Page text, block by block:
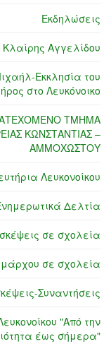
Εκδηλώσεις
Κλαίρης Αγγελίδου
Εκκλησία του
στο Λευκόνοικο
ΤΜΗΜΑ
ΚΩΝΣΤΑΝΤΙΑΣ –
ΑΜΜΟΧΩΣΤΟΥ
Λευκονοίκου
Δελτία
σε σχολεία
σε σχολεία
Συναντήσεις
"Από την
έως σήμερα"